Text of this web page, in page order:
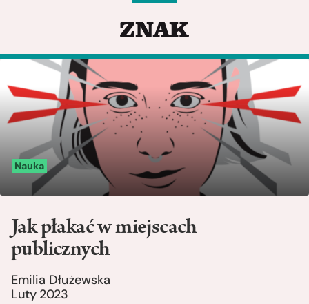
Nauka
Jak płakać w miejscach
publicznych
Emilia Dłużewska
Luty 2023